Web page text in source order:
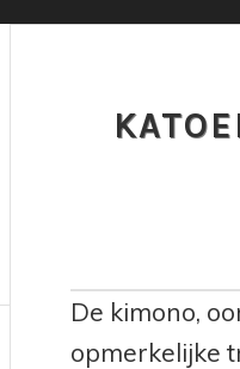
De kimono,
opmerkelijke